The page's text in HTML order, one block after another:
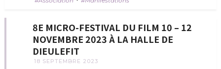
8E MICRO-FESTIVAL DU FILM 10 – 12
NOVEMBRE 2023 À LA HALLE DE
DIEULEFIT
18 SEPTEMBRE 2023